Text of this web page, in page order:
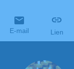
E-mail Lien